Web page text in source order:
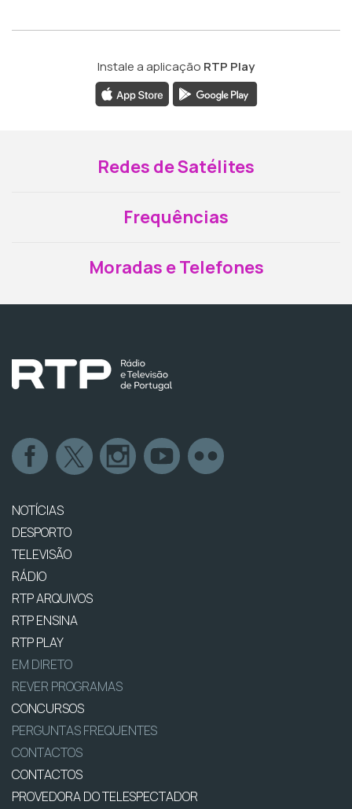
Instale a aplicação RTP Play
Redes de Satélites
Frequências
Moradas e Telefones
NOTÍCIAS
DESPORTO
TELEVISÃO
RÁDIO
RTP ARQUIVOS
RTP ENSINA
RTP PLAY
EM DIRETO
REVER PROGRAMAS
CONCURSOS
PERGUNTAS FREQUENTES
CONTACTOS
CONTACTOS
PROVEDORA DO TELESPECTADOR